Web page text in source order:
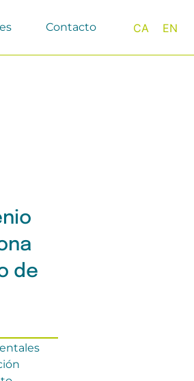
Contacto CA EN
de